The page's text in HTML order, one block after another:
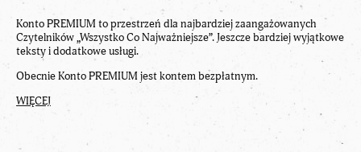
Konto PREMIUM to przestrzeń dla najbardziej zaangażowanych
Czytelników „Wszystko Co Najważniejsze”. Jeszcze bardziej wyjątkowe
teksty i dodatkowe usługi.
Obecnie Konto PREMIUM jest kontem bezpłatnym.
WIĘCEJ